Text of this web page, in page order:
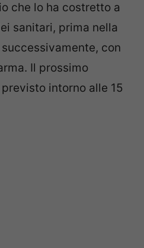
che lo ha costretto a
sanitari, prima nella
con
Il prossimo
intorno alle 15